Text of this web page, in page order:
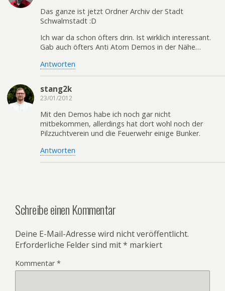
Das ganze ist jetzt Ordner Archiv der Stadt
Schwalmstadt :D
Ich war da schon öfters drin. Ist wirklich interessant.
Gab auch öfters Anti Atom Demos in der Nähe…
Antworten
stang2k
23/01/2012
Mit den Demos habe ich noch gar nicht
mitbekommen, allerdings hat dort wohl noch der
Pilzzuchtverein und die Feuerwehr einige Bunker.
Antworten
Schreibe einen Kommentar
Deine E-Mail-Adresse wird nicht veröffentlicht.
Erforderliche Felder sind mit* markiert
Kommentar*